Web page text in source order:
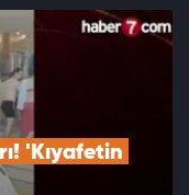
'Kıyafetin